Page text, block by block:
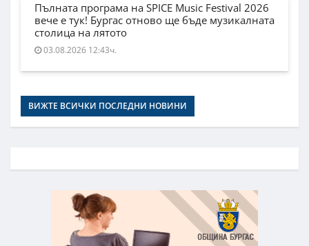
Пълната програма на SPICE Music Festival 2026
вече е тук! Бургас отново ще бъде музикалната
столица на лятото
03.08.2026 12:43ч.
ВИЖТЕ ВСИЧКИ ПОСЛЕДНИ НОВИНИ